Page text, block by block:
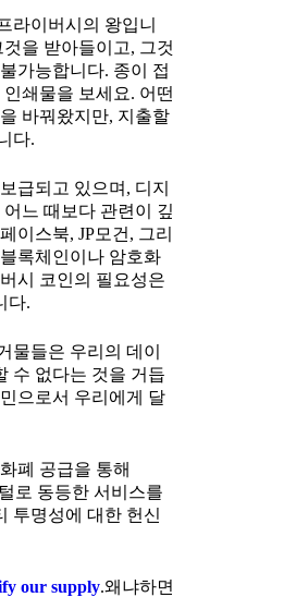
라이버시의 왕입니
을 받아들이고, 그것
가능합니다. 종이 접
쇄물을 보세요. 어떤
바꿔왔지만, 지출할
다.
급되고 있으며, 디지
느 때보다 관련이 깊
이스북, JP모건, 그리
록체인이나 암호화
시 코인의 필요성은
다.
물들은 우리의 데이
수 없다는 것을 거듭
으로서 우리에게 달
폐 공급을 통해
로 동등한 서비스를
투명성에 대한 헌신
our supply.왜냐하면